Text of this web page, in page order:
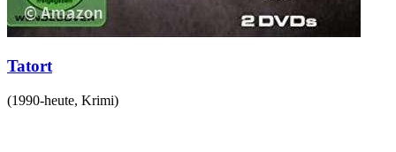
Tatort
(1990-heute, Krimi)